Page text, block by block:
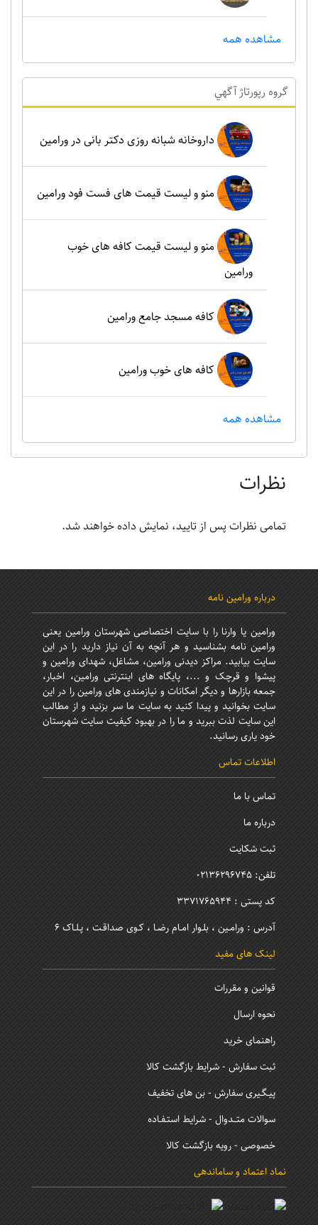
مشاهده همه
گروه رپورتاژ آگهي
داروخانه شبانه روزی دکتر بانی در ورامین
منو و لیست قیمت های فست فود ورامین
منو و لیست قیمت کافه های خوب
ورامین
کافه مسجد جامع ورامین
کافه های خوب ورامین
مشاهده همه
نظرات
تمامی نظرات پس از تایید، نمایش داده خواهند شد.
درباره ورامین نامه
ورامین یا وارنا را با سایت اختصاصی شهرستان ورامین یعنی
ورامین نامه بشناسید و هر آنچه به آن نیاز دارید را در این
سایت بیابید. مراکز دیدنی ورامین، مشاغل، شهدای ورامین و
پیشوا و قرچک و ...، پایگاه های اینترنتی ورامین، اخبار،
جمعه بازارها و دیگر امکانات و نیازمندی های ورامین را در این
سایت بخوانید و پیدا کنید به سایت ما سر بزنید و از مطالب
این سایت لذت ببرید و ما را در بهبود کیفیت سایت شهرستان
خود یاری رسانید.
اطلاعات تماس
تماس با ما
درباره ما
ثبت شکایت
تلفن: 02136296745
کد پستی : 3371765944
آدرس : ورامـین ، بلـوار امـام رضـا ، کـوی صداقـت ، پـلـاک 6
لینک های مفید
قوانین و مقررات
نحوه ارسال
راهنمای خرید
ثبت سفارش - شرایط بازگشت کالا
پیـگـیری سفارش - بن های تخفیف
سوالات متــدوال - شرایط استـفـاده
خصوصی - رویه بازگشت کالا
نماد اعتماد و ساماندهی